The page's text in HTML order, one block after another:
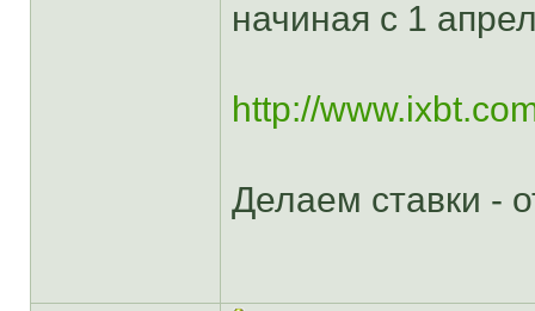
начиная с 1
http://
Делаем ставки -